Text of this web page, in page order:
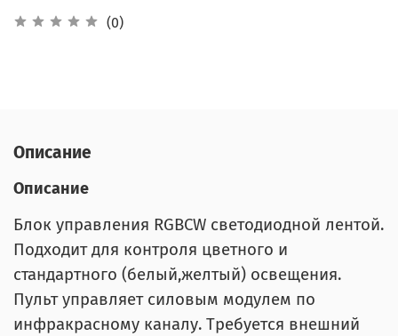
(0)
Описание
Описание
Блок управления RGBCW светодиодной лентой.
Подходит для контроля цветного и
стандартного (белый,желтый) освещения.
Пульт управляет силовым модулем по
инфракрасному каналу. Требуется внешний